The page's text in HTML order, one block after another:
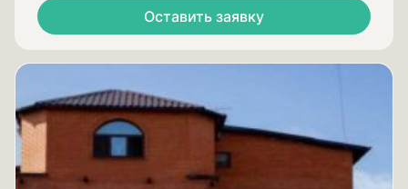
Оставить заявку